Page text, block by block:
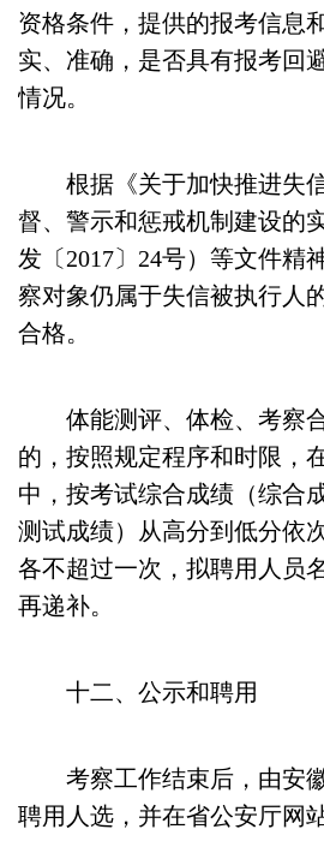
资格条件，提供的报考信息
实、准确，是否具有报考回
情况。
根据《关于加快推进失
督、警示和惩戒机制建设的
发〔2017〕24号）等文件精
察对象仍属于失信被执行人
合格。
体能测评、体检、考察
的，按照规定程序和时限，
中，按考试综合成绩（综合
测试成绩）从高分到低分依
各不超过一次，拟聘用人员
再递补。
十二、公示和聘用
考察工作结束后，由安
聘用人选，并在省公安厅网